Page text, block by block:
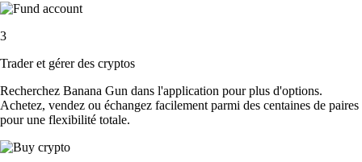
3
Trader et gérer des cryptos
Recherchez Banana Gun dans l'application pour plus d'options.
Achetez, vendez ou échangez facilement parmi des centaines de paires
pour une flexibilité totale.